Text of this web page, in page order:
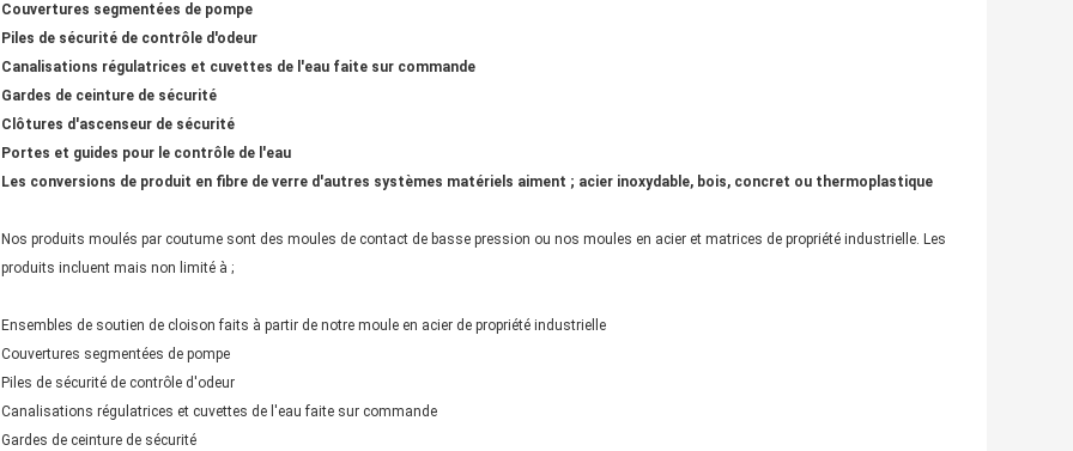
Couvertures segmentées de pompe
Piles de sécurité de contrôle d'odeur
Canalisations régulatrices et cuvettes de l'eau faite sur commande
Gardes de ceinture de sécurité
Clôtures d'ascenseur de sécurité
Portes et guides pour le contrôle de l'eau
Les conversions de produit en fibre de verre d'autres systèmes matériels aiment ; acier inoxydable, bois, concret ou thermoplastique
Nos produits moulés par coutume sont des moules de contact de basse pression ou nos moules en acier et matrices de propriété industrielle. Les
produits incluent mais non limité à ;
Ensembles de soutien de cloison faits à partir de notre moule en acier de propriété industrielle
Couvertures segmentées de pompe
Piles de sécurité de contrôle d'odeur
Canalisations régulatrices et cuvettes de l'eau faite sur commande
Gardes de ceinture de sécurité